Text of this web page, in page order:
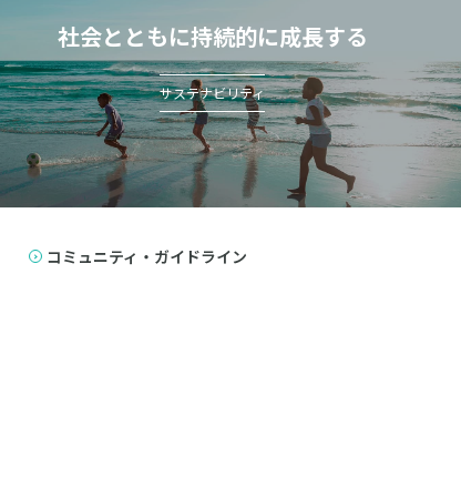
社会とともに持続的に成長する
サステナビリティ
コミュニティ・ガイドライン